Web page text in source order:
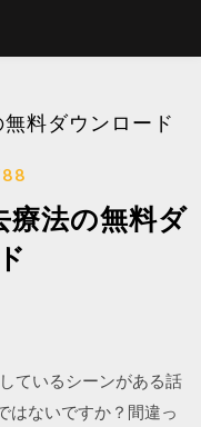
料ダウンロード
療法の無料ダ
ているシーンがある話
はないですか？間違っ